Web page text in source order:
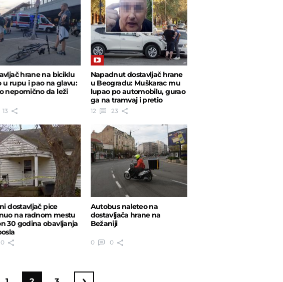
hrane na biciklu
u rupu i pao na glavu:
nepomično da leži
13
Napadnut dostavljač hrane
u Beogradu: Muškarac mu
lupao po automobilu, gurao
ga na tramvaj i pretio
12 23
dostavljač pice
na radnom mestu
30 godina obavljanja
0
Autobus naleteo na
dostavljača hrane na
Bežaniji
0 0